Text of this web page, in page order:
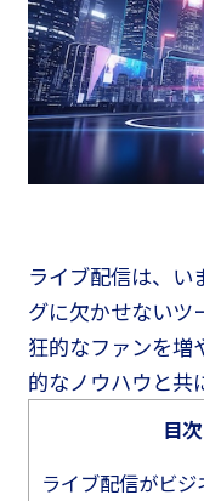
ライブ配信は、い
グに欠かせないツ
狂的なファンを増
的なノウハウと共
目次
ライブ配信がビ